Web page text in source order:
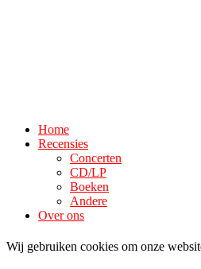
Home
Recensies
Concerten
CD/LP
Boeken
Andere
Over ons
Wij gebruiken cookies om onze